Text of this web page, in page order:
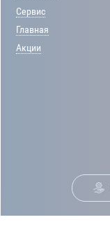
Сервис
Главная
Акции